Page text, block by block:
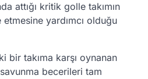
attığı kritik golle takımın
yardımcı olduğu
bir takıma karşı oynanan
becerileri tam